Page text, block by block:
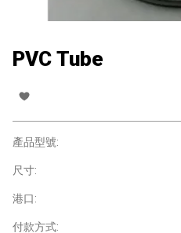
PVC Tube
產品型號:
尺寸:
港口:
付款方式: